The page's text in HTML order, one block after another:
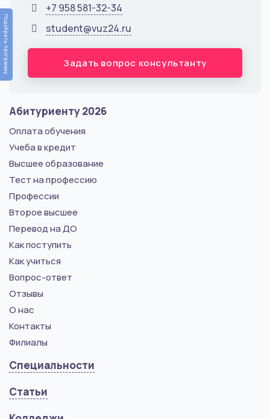
+7 958 581-32-34
student@vuz24.ru
Задать вопрос консультанту
Абитуриенту 2026
Оплата обучения
Учеба в кредит
Высшее образование
Тест на профессию
Профессии
Второе высшее
Перевод на ДО
Как поступить
Как учиться
Вопрос-ответ
Отзывы
О нас
Контакты
Филиалы
Специальности
Статьи
Подобрать программу